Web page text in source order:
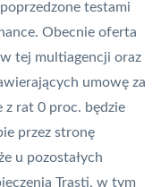
testami
Obecnie oferta
tej multiagencji oraz
umowę za
rat 0 proc. będzie
przez stronę
u pozostałych
Trasti, w tym